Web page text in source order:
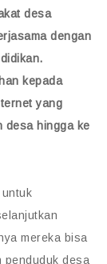
desa
dengan
kepada
yang
desa hingga ke
mereka bisa
penduduk desa